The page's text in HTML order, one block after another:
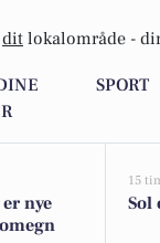
dit lokalområde -
SPORT
nye
15
Sol